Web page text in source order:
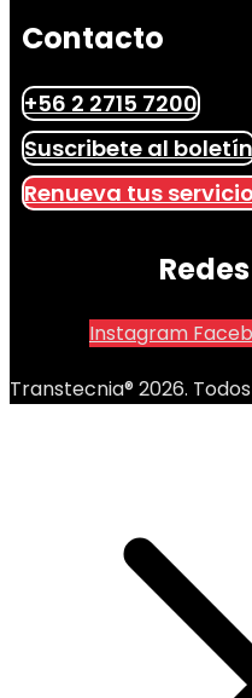
Contacto
+56 2 2715 7200
Suscribete al boletín
Renueva tus
Instagram
Transtecnia® 2026.